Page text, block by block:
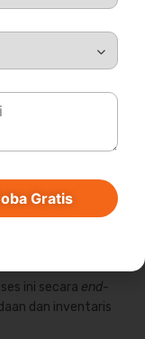
ini secara
ini secara end-
dan inventaris
Gratis